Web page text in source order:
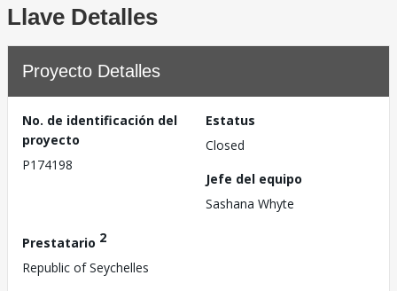
Llave Detalles
Proyecto Detalles
No. de identificación del
proyecto
P174198
Estatus
Closed
Jefe del equipo
Sashana Whyte
Prestatario 2
Republic of Seychelles